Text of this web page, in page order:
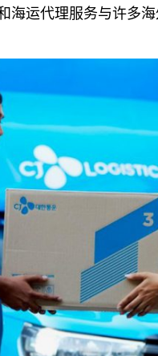
海运代理服务与许多